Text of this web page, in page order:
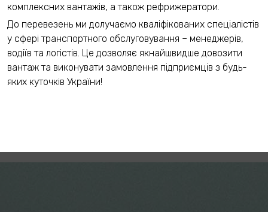
комплексних вантажів, а також рефрижератори.
До перевезень ми долучаємо кваліфікованих спеціалістів
у сфері транспортного обслуговування – менеджерів,
водіїв та логістів. Це дозволяє якнайшвидше довозити
вантаж та виконувати замовлення підприємців з будь-
яких куточків України!